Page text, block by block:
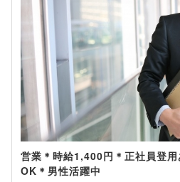
営業＊時給1,400円＊正社員登
OK＊男性活躍中